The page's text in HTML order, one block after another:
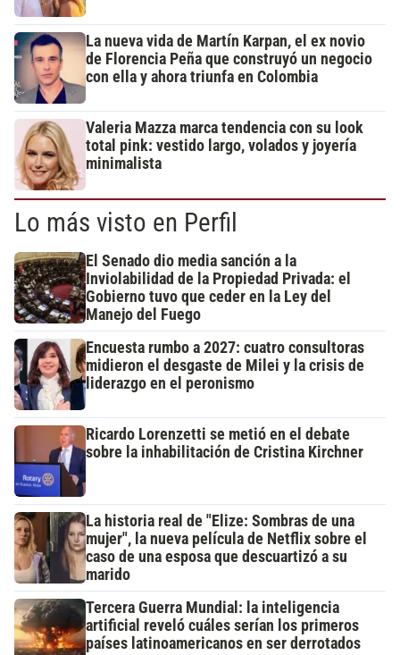
La nueva vida de Martín Karpan, el ex novio
de Florencia Peña que construyó un negocio
con ella y ahora triunfa en Colombia
Valeria Mazza marca tendencia con su look
total pink: vestido largo, volados y joyería
minimalista
Lo más visto en Perfil
El Senado dio media sanción a la
Inviolabilidad de la Propiedad Privada: el
Gobierno tuvo que ceder en la Ley del
Manejo del Fuego
Encuesta rumbo a 2027: cuatro consultoras
midieron el desgaste de Milei y la crisis de
liderazgo en el peronismo
Ricardo Lorenzetti se metió en el debate
sobre la inhabilitación de Cristina Kirchner
La historia real de "Elize: Sombras de una
mujer", la nueva película de Netflix sobre el
caso de una esposa que descuartizó a su
marido
Tercera Guerra Mundial: la inteligencia
artificial reveló cuáles serían los primeros
países latinoamericanos en ser derrotados